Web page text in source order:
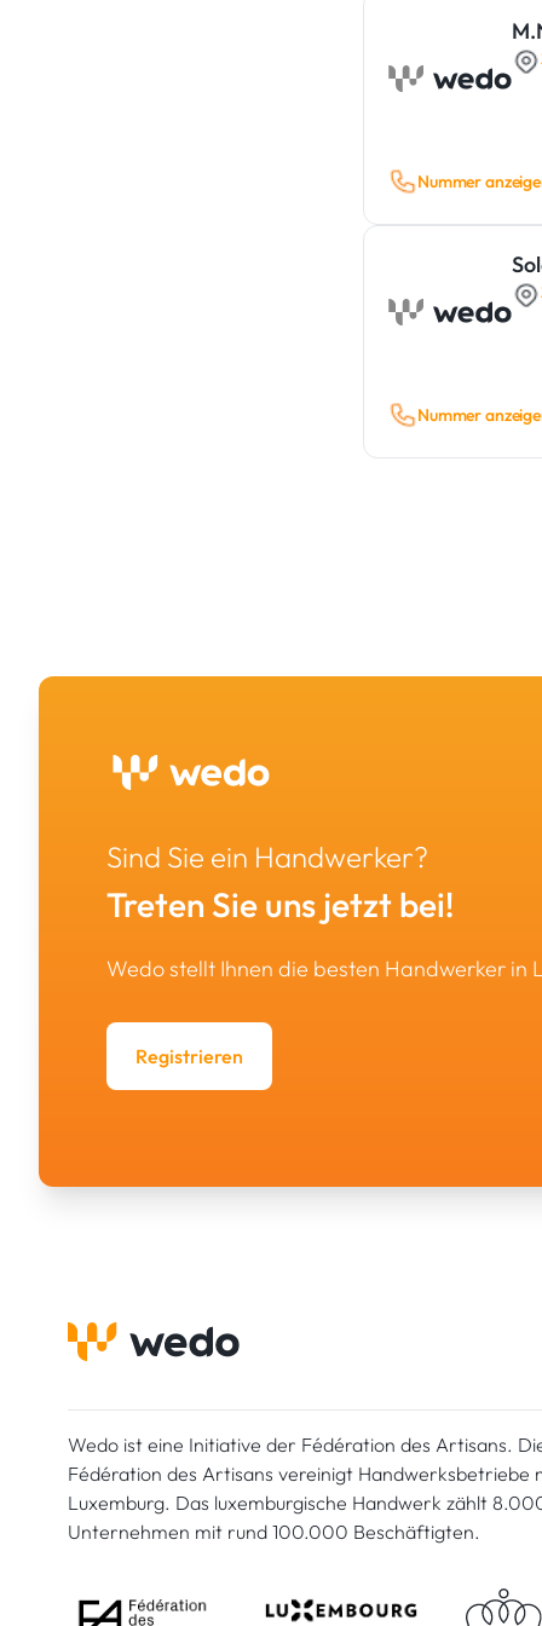
Nummer
Nummer
Sind Sie ein Handwerker?
Treten Sie uns jetzt bei!
Wedo stellt Ihnen die besten Handwerker in
Registrieren
Wedo ist eine Initiative der Fédération des Artisans.
Fédération des Artisans vereinigt Handwerksbetriebe
Luxemburg. Das luxemburgische Handwerk zählt
Unternehmen mit rund 100.000 Beschäftigten.